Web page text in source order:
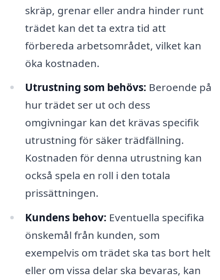
skräp, grenar eller andra hinder runt
trädet kan det ta extra tid att
förbereda arbetsområdet, vilket kan
öka kostnaden.
Utrustning som behövs: Beroende på
hur trädet ser ut och dess
omgivningar kan det krävas specifik
utrustning för säker trädfällning.
Kostnaden för denna utrustning kan
också spela en roll i den totala
prissättningen.
Kundens behov: Eventuella specifika
önskemål från kunden, som
exempelvis om trädet ska tas bort helt
eller om vissa delar ska bevaras, kan